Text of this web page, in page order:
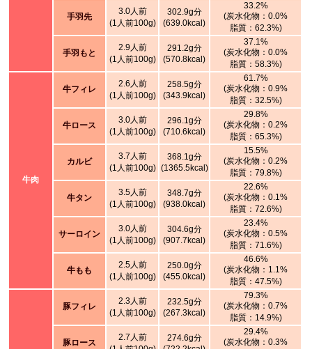
手羽先
3.0人前
(1人前100g)
302.9g分
(639.0kcal)
33.2%
(炭水化物：0.0%
脂質：62.3%)
手羽もと
2.9人前
(1人前100g)
291.2g分
(570.8kcal)
37.1%
(炭水化物：0.0%
脂質：58.3%)
牛肉
牛フィレ
2.6人前
(1人前100g)
258.5g分
(343.9kcal)
61.7%
(炭水化物：0.9%
脂質：32.5%)
牛ロース
3.0人前
(1人前100g)
296.1g分
(710.6kcal)
29.8%
(炭水化物：0.2%
脂質：65.3%)
カルビ
3.7人前
(1人前100g)
368.1g分
(1365.5kcal)
15.5%
(炭水化物：0.2%
脂質：79.8%)
牛タン
3.5人前
(1人前100g)
348.7g分
(938.0kcal)
22.6%
(炭水化物：0.1%
脂質：72.6%)
サーロイン
3.0人前
(1人前100g)
304.6g分
(907.7kcal)
23.4%
(炭水化物：0.5%
脂質：71.6%)
牛もも
2.5人前
(1人前100g)
250.0g分
(455.0kcal)
46.6%
(炭水化物：1.1%
脂質：47.5%)
豚フィレ
2.3人前
(1人前100g)
232.5g分
(267.3kcal)
79.3%
(炭水化物：0.7%
脂質：14.9%)
豚ロース
2.7人前
274.6g分
29.4%
(炭水化物：0.3%